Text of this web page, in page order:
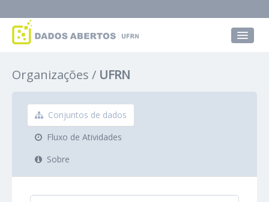
Grupos
Sobre
Organizações UFRN
Conjuntos de dados
Fluxo de Atividades
Sobre